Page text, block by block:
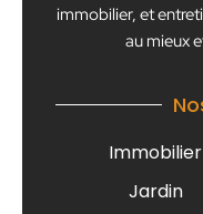
immobilier, et
au mieux
Immobilier
Jardin